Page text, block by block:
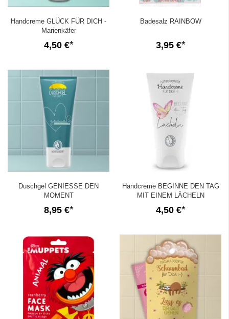
Handcreme GLÜCK FÜR DICH -
Marienkäfer
4,50 €
Badesalz RAINBOW
3,95 €
Duschgel GENIESSE DEN
MOMENT
8,95 €
Handcreme BEGINNE DEN TAG
MIT EINEM LÄCHELN
4,50 €